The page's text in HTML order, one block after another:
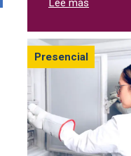
Lee más
Presencial